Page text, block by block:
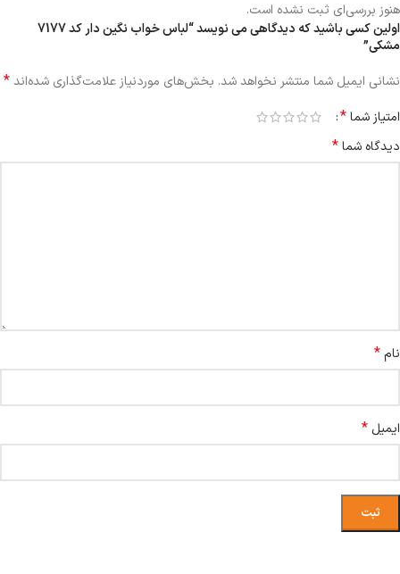
هنوز بررسی‌ای ثبت نشده است.
اولین کسی باشید که دیدگاهی می نویسد “لباس خواب نگین دار کد 7177
مشکی”
نشانی ایمیل شما منتشر نخواهد شد. بخش‌های موردنیاز علامت‌گذاری شده‌اند*
امتیاز شما*
دیدگاه شما*
نام*
ایمیل *